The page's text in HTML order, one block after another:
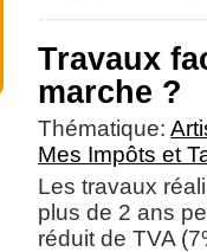
Travaux
marche ?
Thématique:
Mes Impôts et
Les travaux
plus de 2 ans
réduit de TVA